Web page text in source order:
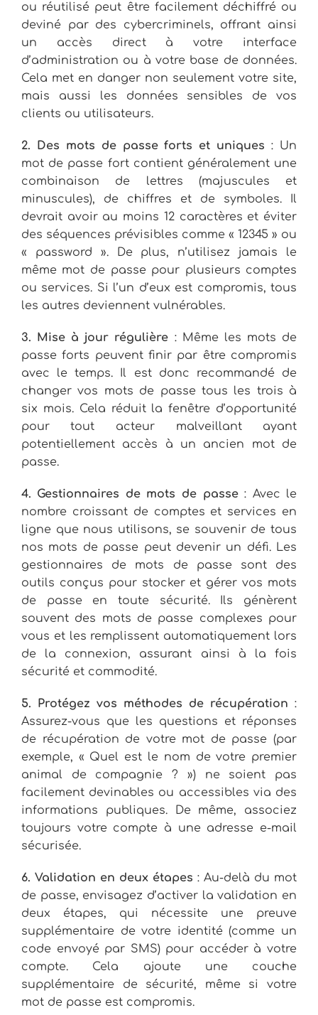
ou réutilisé peut être facilement déchiffré ou
deviné par des cybercriminels, offrant ainsi
un accès direct à votre interface
d’administration ou à votre base de données.
Cela met en danger non seulement votre site,
mais aussi les données sensibles de vos
clients ou utilisateurs.
2. Des mots de passe forts et uniques : Un
mot de passe fort contient généralement une
combinaison de lettres (majuscules et
minuscules), de chiffres et de symboles. Il
devrait avoir au moins 12 caractères et éviter
des séquences prévisibles comme « 12345 » ou
« password ». De plus, n’utilisez jamais le
même mot de passe pour plusieurs comptes
ou services. Si l’un d’eux est compromis, tous
les autres deviennent vulnérables.
3. Mise à jour régulière : Même les mots de
passe forts peuvent finir par être compromis
avec le temps. Il est donc recommandé de
changer vos mots de passe tous les trois à
six mois. Cela réduit la fenêtre d’opportunité
pour tout acteur malveillant ayant
potentiellement accès à un ancien mot de
passe.
4. Gestionnaires de mots de passe: Avec le
nombre croissant de comptes et services en
ligne que nous utilisons, se souvenir de tous
nos mots de passe peut devenir un défi. Les
gestionnaires de mots de passe sont des
outils conçus pour stocker et gérer vos mots
de passe en toute sécurité. Ils génèrent
souvent des mots de passe complexes pour
vous et les remplissent automatiquement lors
de la connexion, assurant ainsi à la fois
sécurité et commodité.
5. Protégez vos méthodes de récupération :
Assurez-vous que les questions et réponses
de récupération de votre mot de passe (par
exemple, « Quel est le nom de votre premier
animal de compagnie ? ») ne soient pas
facilement devinables ou accessibles via des
informations publiques. De même, associez
toujours votre compte à une adresse e-mail
sécurisée.
6. Validation en deux étapes : Au-delà du mot
de passe, envisagez d’activer la validation en
deux étapes, qui nécessite une preuve
supplémentaire de votre identité (comme un
code envoyé par SMS) pour accéder à votre
compte. Cela ajoute une couche
supplémentaire de sécurité, même si votre
mot de passe est compromis.